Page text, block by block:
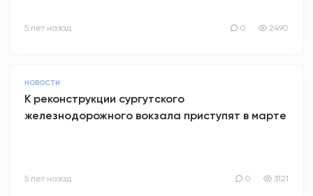
5 лет назад 0 2490
НОВОСТИ
К реконструкции сургутского
железнодорожного вокзала приступят в марте
5 лет назад 0 3121